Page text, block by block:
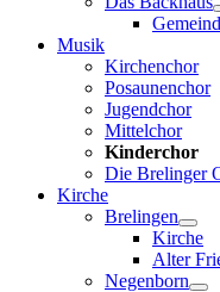
Musik
Kirchenchor
Posaunenchor
Jugendchor
Mittelchor
Kinderchor
Die Brelinger
Kirche
Brelingen
Kirche
Alter
Negenborn